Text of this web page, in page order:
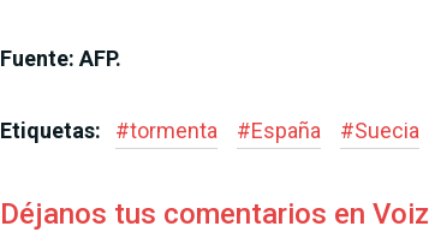
Fuente: AFP.
Etiquetas: #tormenta #España #Suecia
Déjanos tus comentarios en Voiz